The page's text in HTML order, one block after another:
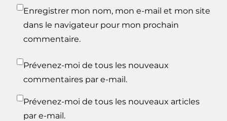
Enregistrer mon nom, mon e-mail et mon site
dans le navigateur pour mon prochain
commentaire.
Prévenez-moi de tous les nouveaux
commentaires par e-mail.
Prévenez-moi de tous les nouveaux articles
par e-mail.